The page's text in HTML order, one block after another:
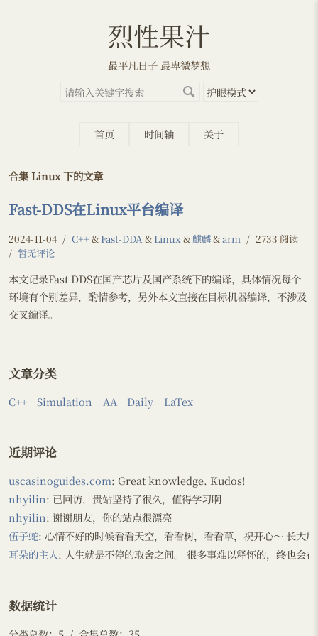
烈性果汁
最平凡日子 最卑微梦想
首页 时间轴 关于
合集 Linux 下的文章
Fast-DDS在Linux平台编译
2024-11-04 / C++ & Fast-DDA& Linux&麒麟&arm / 2733 阅读
/ 暂无评论
本文记录Fast DDS在国产芯片及国产系统下的编译，具体情况每个
环境有个别差异，酌情参考，另外本文直接在目标机器编译，不涉及
交叉编译。
文章分类
C++ Simulation AA Daily LaTex
近期评论
uscasinoguides.com: Great knowledge. Kudos!
nhyilin: 已回访，贵站坚持了很久，值得学习啊
nhyilin: 谢谢朋友，你的站点很漂亮
伍子蛇: 心情不好的时候看看天空，看看树，看看草，祝开心～ 长大
耳朵的主人: 人生就是不停的取舍之间。 很多事难以释怀的，终也会
数据统计